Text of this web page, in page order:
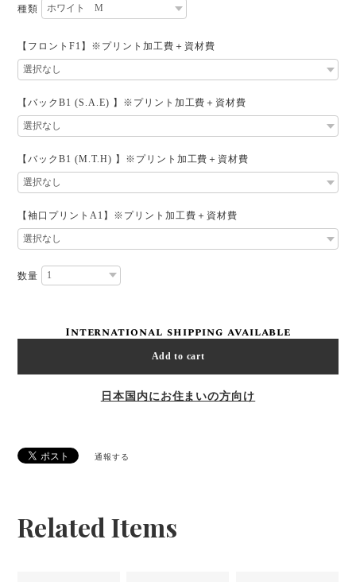
種類
【フロントF1】※プリント加工費＋資材費
【バックB1 (S.A.E) 】※プリント加工費＋資材費
【バックB1 (M.T.H) 】※プリント加工費＋資材費
【袖口プリントA1】※プリント加工費＋資材費
数量
International shipping available
Add to cart
日本国内にお住まいの方向け
通報する
Related Items